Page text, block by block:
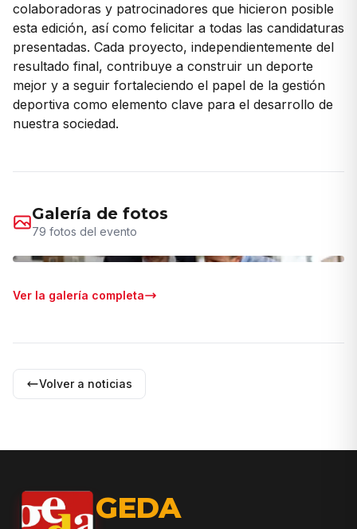
colaboradoras y patrocinadores que hicieron posible
esta edición, así como felicitar a todas las candidaturas
presentadas. Cada proyecto, independientemente del
resultado final, contribuye a construir un deporte
mejor y a seguir fortaleciendo el papel de la gestión
deportiva como elemento clave para el desarrollo de
nuestra sociedad.
Galería de fotos
79 fotos del evento
Ver la galería completa
Volver a noticias
GEDA